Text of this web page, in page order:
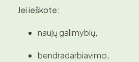
Jei ieškote:
naujų galimybių,
bendradarbiavimo,